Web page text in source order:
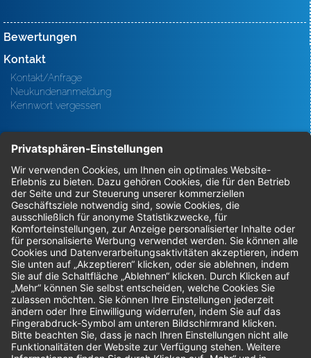
Bewertungen
Kontakt
Kontakt/Anfrage
Neukundenanmeldung
Kennwort vergessen
Bestellungen
Sendung verfolgen
Geprüfter Shop